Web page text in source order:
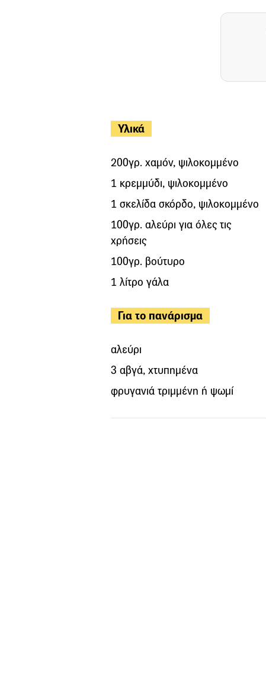
Υλικά
200γρ. χαμόν, ψιλοκομμένο
1 κρεμμύδι, ψιλοκομμένο
1 σκελίδα σκόρδο, ψιλοκομμένο
100γρ. αλεύρι για όλες τις
χρήσεις
100γρ. βούτυρο
1 λίτρο γάλα
Για το πανάρισμα
αλεύρι
3 αβγά, χτυπημένα
φρυγανιά τριμμένη ή ψωμί